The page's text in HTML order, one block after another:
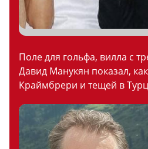
Поле для гольфа, вилла с
Давид Манукян показал,
Краймбрери и тещей в